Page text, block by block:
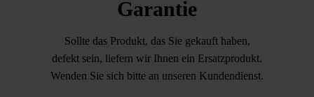
Garantie
Sollte das Produkt, das Sie gekauft haben,
defekt sein, liefern wir Ihnen ein Ersatzprodukt.
Wenden Sie sich bitte an unseren Kundendienst.